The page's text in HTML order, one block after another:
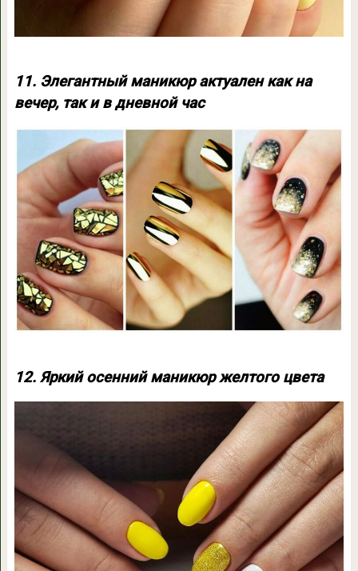
11. Элегантный маникюр актуален как на
вечер, так и в дневной час
12. Яркий осенний маникюр желтого цвета